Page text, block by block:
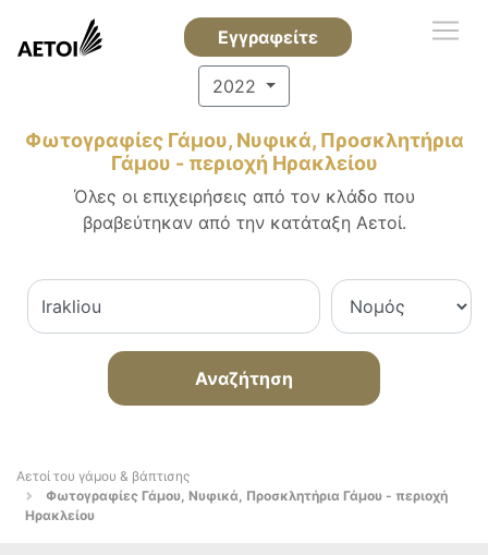
Εγγραφείτε
2022
Φωτογραφίες Γάμου, Νυφικά, Προσκλητήρια
Γάμου - περιοχή Ηρακλείου
Όλες οι επιχειρήσεις από τον κλάδο που
βραβεύτηκαν από την κατάταξη Αετοί.
Αναζήτηση
Αετοί του γάμου & βάπτισης
Φωτογραφίες Γάμου, Νυφικά, Προσκλητήρια Γάμου - περιοχή
Ηρακλείου